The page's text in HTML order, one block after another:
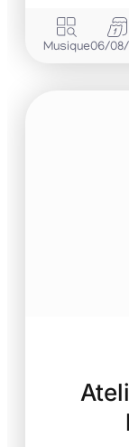
Musique06/